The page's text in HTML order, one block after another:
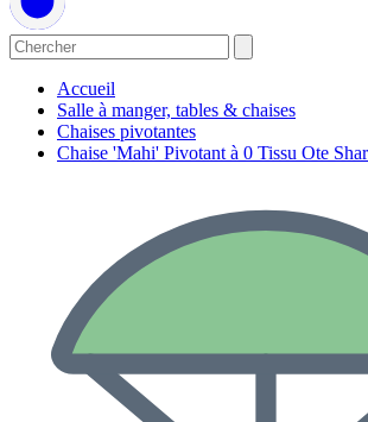
Accueil
Salle à manger, tables & chaises
Chaises pivotantes
Chaise 'Mahi' Pivotant à 0 Tissu Ote